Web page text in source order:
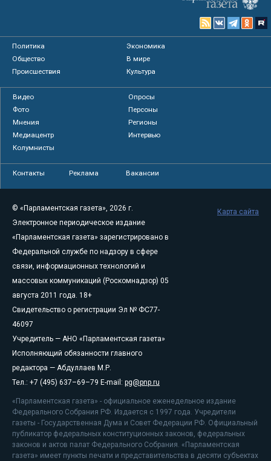
Политика
Экономика
Общество
В мире
Происшествия
Культура
Видео
Опросы
Фото
Персоны
Мнения
Регионы
Медиацентр
Интервью
Колумнисты
Контакты Реклама Вакансии
© «Парламентская газета», 2026 г.
Электронное периодическое издание
«Парламентская газета» зарегистрировано в
Федеральной службе по надзору в сфере
связи, информационных технологий и
массовых коммуникаций (Роскомнадзор) 05
августа 2011 года. 18+
Свидетельство о регистрации Эл № ФС77-
46097
Учредитель — АНО «Парламентская газета»
Исполняющий обязанности главного
редактора — Абдуллаев М.Р.
Тел.: +7 (495) 637–69–79 E-mail: pg@pnp.ru
«Парламентская газета» - официальное еженедельное издание
Федерального Собрания РФ. Издается с 1997 года. Учредители
газеты - Государственная Дума и Совет Федерации РФ. Официальный
публикатор федеральных конституционных законов, федеральных
законов и актов палат Федерального Собрания. «Парламентская
газета» имеет пункты печати и представительства в десяти субъектах
Карта сайта